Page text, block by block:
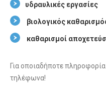
υδραυλικές εργασίες
βιολογικός
καθαρισμοί
Για οποιαδήποτε
τηλέφωνα!